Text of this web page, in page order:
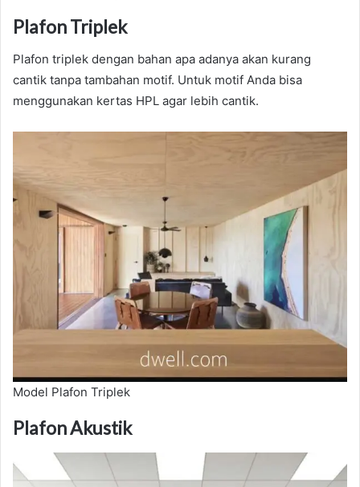
Plafon Triplek
Plafon triplek dengan bahan apa adanya akan kurang
cantik tanpa tambahan motif. Untuk motif Anda bisa
menggunakan kertas HPL agar lebih cantik.
Model Plafon Triplek
Plafon Akustik